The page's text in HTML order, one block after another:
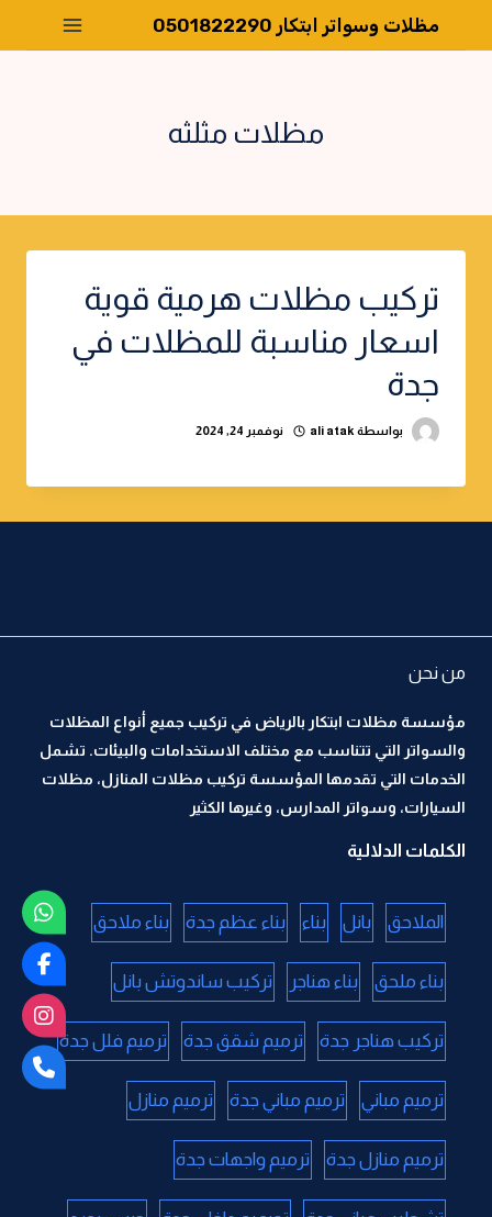
مظلات وسواتر ابتكار 0501822290
مظلات مثلثه
تركيب مظلات هرمية قوية
اسعار مناسبة للمظلات في
جدة
بواسطة ali atak نوفمبر 24, 2024
من نحن
مؤسسة مظلات ابتكار بالرياض في تركيب جميع أنواع المظلات
والسواتر التي تتناسب مع مختلف الاستخدامات والبيئات. تشمل
الخدمات التي تقدمها المؤسسة تركيب مظلات المنازل، مظلات
السيارات، وسواتر المدارس، وغيرها الكثير
الكلمات الدلالية
الملاحق بانل بناء بناء عظم جدة بناء ملاحق
بناء ملحق بناء هناجر تركيب ساندوتش بانل
تركيب هناجر جدة ترميم شقق جدة ترميم فلل جدة
ترميم مباني ترميم مباني جدة ترميم منازل
ترميم منازل جدة ترميم واجهات جدة